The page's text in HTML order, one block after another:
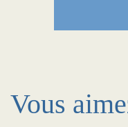
Vous